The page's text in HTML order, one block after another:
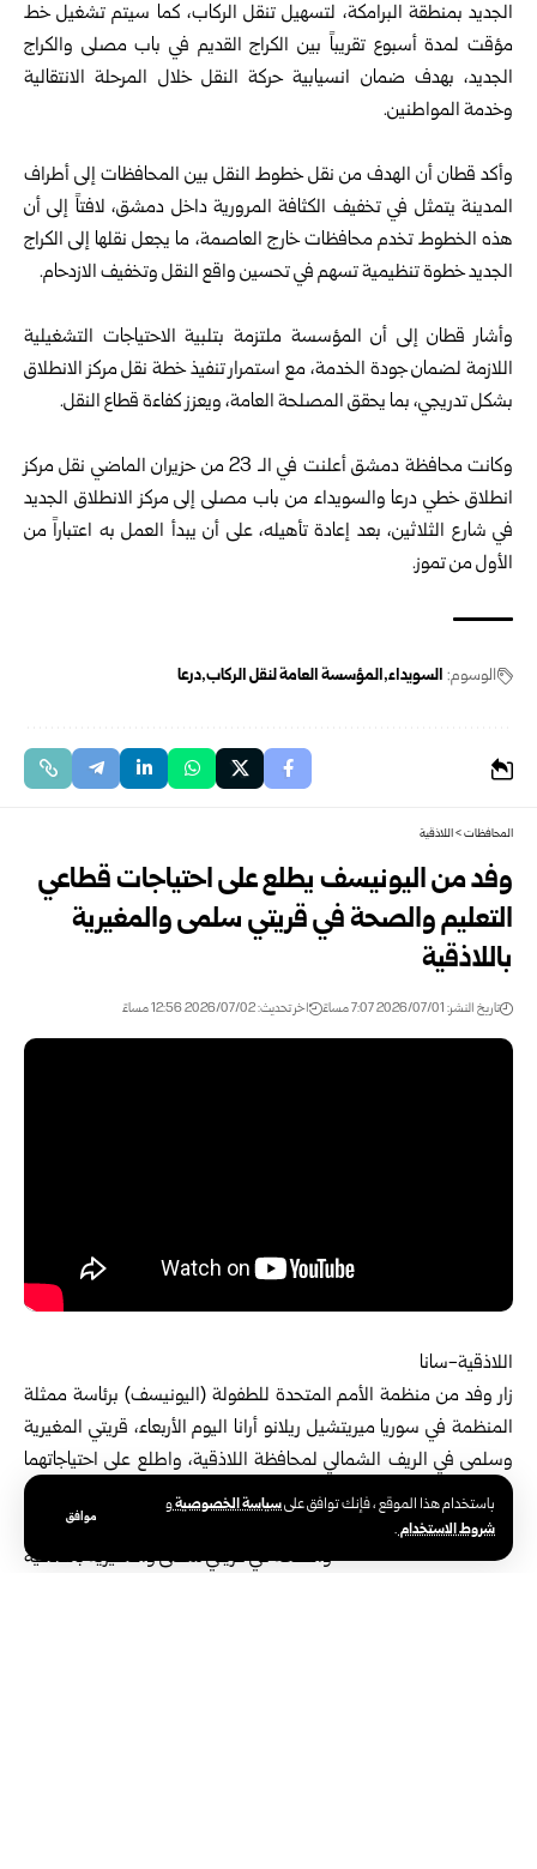
باستخدام هذا الموقع ، فإنك توافق علىسياسة الخصوصيةو
شروط الاستخدام.
موافق
الجديد بمنطقة البرامكة، لتسهيل تنقل الركاب، كما سيتم ‏تشغيل خط
مؤقت لمدة أسبوع تقريباً بين الكراج القديم في باب ‏مصلى والكراج
الجديد، بهدف ضمان انسيابية حركة النقل خلال ‏المرحلة الانتقالية
وخدمة المواطنين‎.‎
وأكد قطان أن الهدف من نقل خطوط النقل بين المحافظات إلى ‏أطراف
المدينة يتمثل في تخفيف الكثافة المرورية داخل دمشق، ‏لافتاً إلى أن
هذه الخطوط تخدم محافظات خارج العاصمة، ما ‏يجعل نقلها إلى الكراج
الجديد خطوة تنظيمية تسهم في تحسين ‏واقع النقل وتخفيف الازدحام‎.‎
وأشار قطان إلى أن المؤسسة ملتزمة بتلبية الاحتياجات التشغيلية
‏اللازمة لضمان جودة الخدمة، مع استمرار تنفيذ خطة نقل مركز ‏الانطلاق
بشكل تدريجي، بما يحقق المصلحة العامة، ويعزز ‏كفاءة قطاع النقل‎.‎
وكانت محافظة دمشق أعلنت في الـ 23 من حزيران الماضي نقل ‏مركز
انطلاق خطي درعا والسويداء من باب مصلى إلى مركز ‏الانطلاق الجديد
في شارع الثلاثين، بعد إعادة تأهيله، على أن ‏يبدأ العمل به اعتباراً من
الأول من تموز.
الوسوم: السويداء المؤسسة العامة لنقل الركاب درعا
المحافظات>اللاذقية
وفد من اليونيسف يطلع على احتياجات قطاعي
التعليم والصحة في قريتي سلمى والمغيرية
باللاذقية
تاريخ النشر: 2026/07/01 7:07 مساءً اخر تحديث: 2026/07/02 12:56 مساءً
اللاذقية-سانا
زار وفد من منظمة الأمم المتحدة للطفولة (اليونيسف) برئاسة ممثلة
المنظمة في سوريا ميريتشيل ريلانو أرانا اليوم الأربعاء، قريتي المغيرية
وسلمى في الريف الشمالي لمحافظة اللاذقية، واطلع على احتياجاتهما
في قطاعي التعليم والصحة.